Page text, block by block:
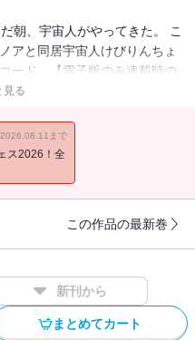
朝、宇宙人がやってきた。 こ
アと同居宇宙人けびりんちょ
ード。【電子版のみ連載時の
見る
2026.08.11まで
ス2026！全
この作品の最新巻
新刊から
まとめてカート